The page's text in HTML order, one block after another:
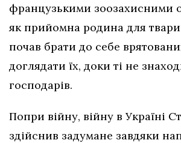
французькими зоозахисними
як прийомна родина для
почав брати до себе
доглядати їх, доки ті не
господарів.
Попри війну, війну в Україні
здійснив задумане завдяки